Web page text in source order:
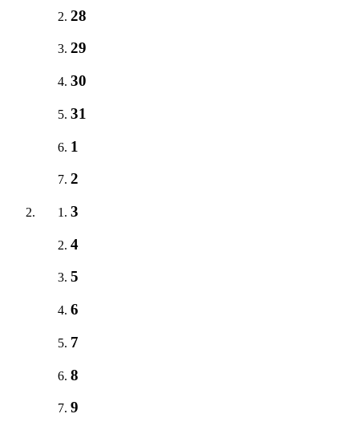
28
29
30
31
1
2
3
4
5
6
7
8
9